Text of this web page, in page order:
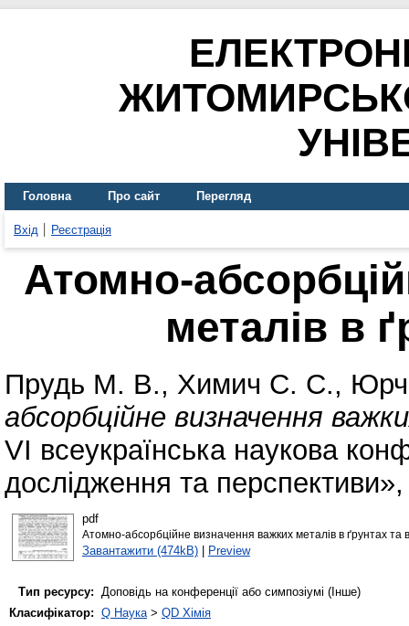
Головна Про сайт Перегляд
Вхід Реєстрація
Атомно-
металів в
Прудь М. В., Химич С. С.,
абсорбційне визначення
VІ всеукраїнська наукова
дослідження та
pdf
Атомно-абсорбційне визначення важких металів в ґрунтах та
Завантажити (474kB)| Preview
Тип ресурсу: Доповідь на конференції або симпозіумі (Інше)
Класифікатор: Q Наука> QD Хімія